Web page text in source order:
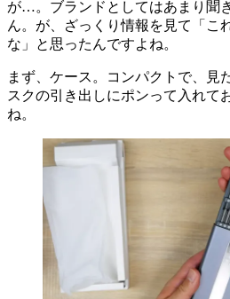
が…。ブランドとしてはあまり聞
ん。が、ざっくり情報を見て「こ
な」と思ったんですよね。
まず、ケース。コンパクトで、見
スクの引き出しにポンって入れて
ね。